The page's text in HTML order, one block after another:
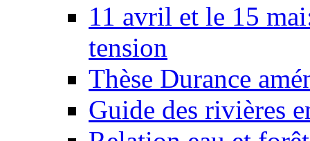
11 avril et le 15
tension
Thèse Durance
Guide des rivières